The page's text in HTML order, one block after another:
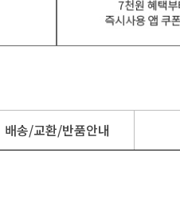
배송/교환/반품안내